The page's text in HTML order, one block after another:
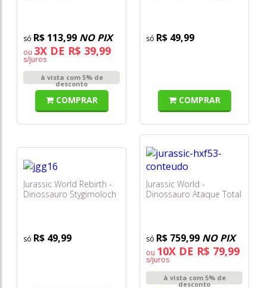
R$ 113,99 NO PIX
ou 3X DE R$ 39,99
s/juros
à vista com 5% de
desconto
COMPRAR
R$ 49,99
COMPRAR
Jurassic World Rebirth -
Dinossauro Stygimoloch
R$ 49,99
Jurassic World -
Dinossauro Ataque Total
R$ 759,99 NO PIX
ou 10X DE R$ 79,99
s/juros
à vista com 5% de
desconto